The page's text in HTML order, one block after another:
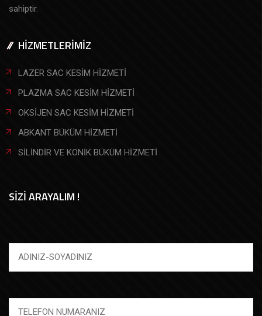
sahiptir.
HİZMETLERİMİZ
LAZER SAC KESİM HİZMETİ
PLAZMA SAC KESİM HİZMETİ
OKSİJEN SAC KESİM HİZMETİ
ABKANT BÜKÜM HİZMETİ
SİLİNDİR VE KONİK BÜKÜM HİZMETİ
SİZİ ARAYALIM !